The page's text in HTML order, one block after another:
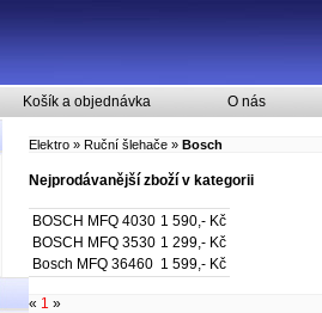
Košík a objednávka O nás
Elektro » Ruční šlehače » Bosch
Nejprodávanější zboží v kategorii
BOSCH MFQ 4030 1 590,- Kč
BOSCH MFQ 3530 1 299,- Kč
Bosch MFQ 36460 1 599,- Kč
« 1 »